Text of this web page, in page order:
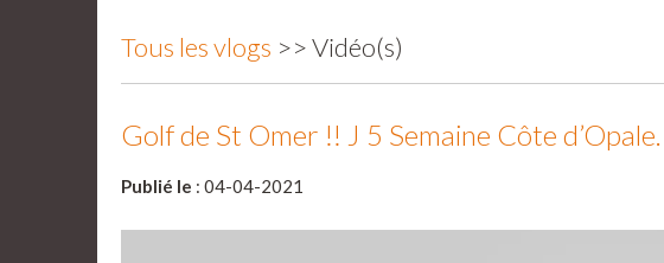
Tous les vlogs >> Vidéo(s)
Golf de St Omer !! J 5 Semaine Côte
Publié le : 04-04-2021